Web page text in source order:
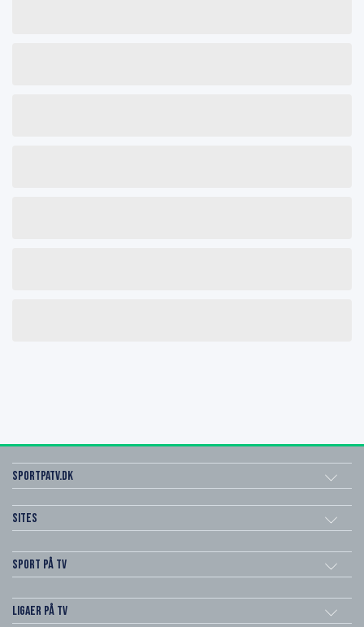
SportPaTV.dk
Sites
Sport på TV
Ligaer på TV